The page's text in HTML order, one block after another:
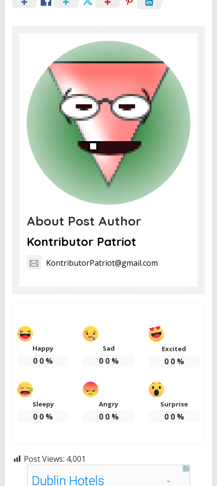
About Post Author
Kontributor Patriot
KontributorPatriot@gmail.com
Happy
0 0 %
Sad
0 0%
Excited
0 0%
Sleepy
0 0 %
Angry
0 0%
Surprise
0 0%
Post Views: 4,001